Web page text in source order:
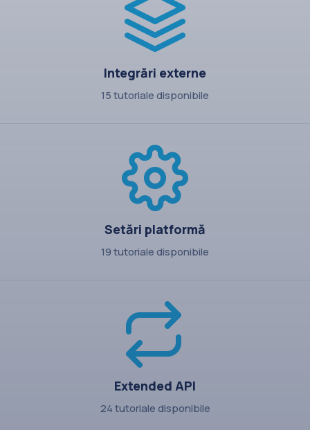
Integrări externe
15 tutoriale disponibile
Setări platformă
19 tutoriale disponibile
Extended API
24 tutoriale disponibile